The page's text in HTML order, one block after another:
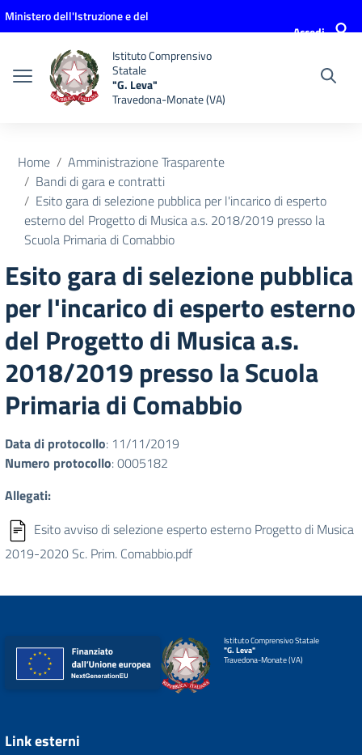
Vai ai contenuti
Vai al menu di navigazione
Vai al footer
Ministero dell'Istruzione e del
Accedi
Istituto Comprensivo
Statale
"G. Leva"
Travedona-Monate (VA)
Home
Amministrazione Trasparente
Bandi di gara e contratti
Esito gara di selezione pubblica per l'incarico di esperto
esterno del Progetto di Musica a.s. 2018/2019 presso la
Scuola Primaria di Comabbio
Esito gara di selezione pubblica
per l'incarico di esperto esterno
del Progetto di Musica a.s.
2018/2019 presso la Scuola
Primaria di Comabbio
Data di protocollo: 11/11/2019
Numero protocollo: 0005182
Allegati:
Esito avviso di selezione esperto esterno Progetto di Musica
2019-2020 Sc. Prim. Comabbio.pdf
Istituto Comprensivo Statale
"G. Leva"
Travedona-Monate (VA)
Link esterni